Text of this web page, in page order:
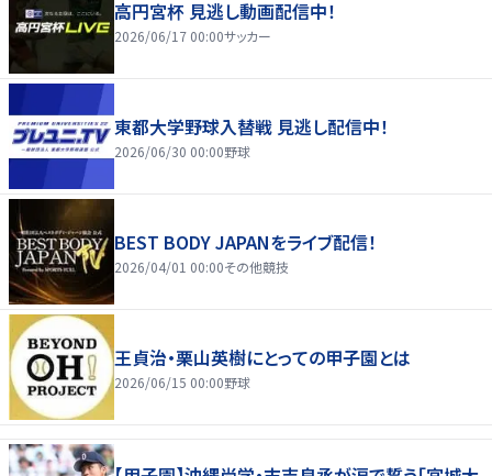
高円宮杯 見逃し動画配信中！
2026/06/17 00:00サッカー
東都大学野球入替戦 見逃し配信中！
2026/06/30 00:00野球
BEST BODY JAPANをライブ配信！
2026/04/01 00:00その他競技
王貞治・栗山英樹にとっての甲子園とは
2026/06/15 00:00野球